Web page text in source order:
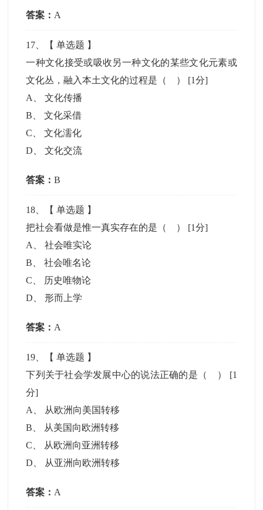
答案： A
17 、【单选题 】
一种文化接受或吸收另一种文化的某些文化元素或
文化丛，融入本土文化的过程是（ ） [1分]
A
、文化传播
B 、文化采借
C 、文化濡化
D 、文化交流
答案：B
18 、【单选题 】
把社会看做是惟一真实存在的是（ ） [1分]
A
、社会唯实论
B 、社会唯名论
C
历史唯物论
D 、形而上学
答案： A
19 、【单选题 】
下列关于社会学发展中心的说法正确的是（ ） [1
分]
A
从欧洲向美国转移
B
从美国向欧洲转移
C
从欧洲向亚洲转移
D
从亚洲向欧洲转移
答案： A